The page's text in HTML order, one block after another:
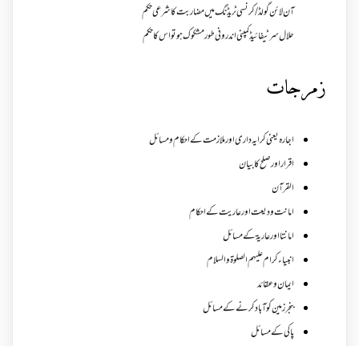
آن لائن گولڈ /کرنسی ٹریڈنگ میں مضاربت کا شرعی حکم
حلال سرٹیفائیڈ کمپنی اندرونی طور مشکوک ہو تو اس کا حکم
زمرجات
اجارہ یعنی کرایہ داری اور ملازمت کے احکام و مسائل
اقرار اور صلح کا بیان
القرآن
امانت ودیعت اورعاریت کے احکام
امانتا اور عاریة کے مسائل
انبیاء کرام علیہم الصلوۃ والسلام
ایمان وعقائد
بنجر زمین کو آباد کرنے کے مسائل
پاکی کے مسائل